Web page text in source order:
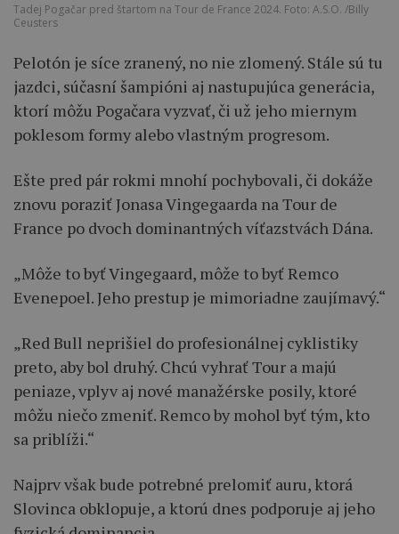
Tadej Pogačar pred štartom na Tour de France 2024. Foto: A.S.O. /Billy
Ceusters
Pelotón je síce zranený, no nie zlomený. Stále sú tu
jazdci, súčasní šampióni aj nastupujúca generácia,
ktorí môžu Pogačara vyzvať, či už jeho miernym
poklesom formy alebo vlastným progresom.
Ešte pred pár rokmi mnohí pochybovali, či dokáže
znovu poraziť Jonasa Vingegaarda na Tour de
France po dvoch dominantných víťazstvách Dána.
„Môže to byť Vingegaard, môže to byť Remco
Evenepoel. Jeho prestup je mimoriadne zaujímavý.“
„Red Bull neprišiel do profesionálnej cyklistiky
preto, aby bol druhý. Chcú vyhrať Tour a majú
peniaze, vplyv aj nové manažérske posily, ktoré
môžu niečo zmeniť. Remco by mohol byť tým, kto
sa priblíži.“
Najprv však bude potrebné prelomiť auru, ktorá
Slovinca obklopuje, a ktorú dnes podporuje aj jeho